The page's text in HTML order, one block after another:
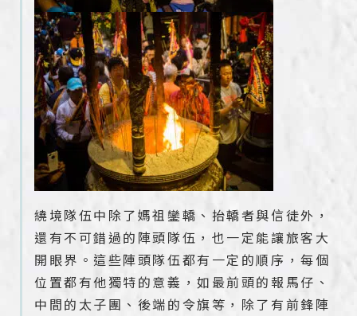
繞境隊伍中除了媽祖鑾轎、抬轎者與信徒外，
還有不可錯過的陣頭隊伍，也一定能讓旅客大
開眼界。這些陣頭隊伍都有一定的順序，每個
位置都有他獨特的意義，如最前頭的報馬仔、
中間的太子團、後端的令旗等，除了有前鋒陣